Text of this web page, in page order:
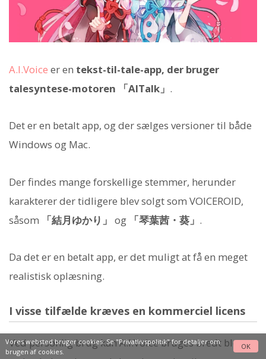
A.I.Voice er en tekst-til-tale-app, der bruger
talesyntese-motoren 「AITalk」 .
Det er en betalt app, og der sælges versioner til både
Windows og Mac.
Der findes mange forskellige stemmer, herunder
karakterer der tidligere blev solgt som VOICEROID,
såsom
「結月ゆかり」 og 「琴葉茜・葵」 .
Da det er en betalt app, er det muligt at få en meget
realistisk oplæsning.
I visse tilfælde kræves en kommerciel licens
Ved personlig brug kan A.I.Voice bruges bredt blot
Vores websted bruger cookies. Se"Privatlivspolitik"for detaljer om
brugen af cookies.
OK